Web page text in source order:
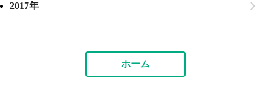
2017年
ホーム